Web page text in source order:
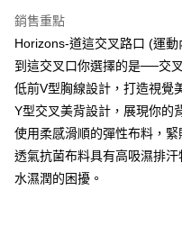
運送方式
全家取貨付款
免運費
付款後全家取貨
免運費
銷售重點
Horizons-道這交叉路口 (運動
到這交叉口你選擇的是──交
低前V型胸線設計，打造視覺
Y型交叉美背設計，展現你的
使用柔感滑順的彈性布料，緊
透氣抗菌布料具有高吸濕排
水濕潤的困擾。